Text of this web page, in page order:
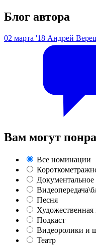
Блог автора
02 марта '18 Андрей
Вам могут
Все номинации
Песня
Художественная
Подкаст
Видеоролики и
Театр